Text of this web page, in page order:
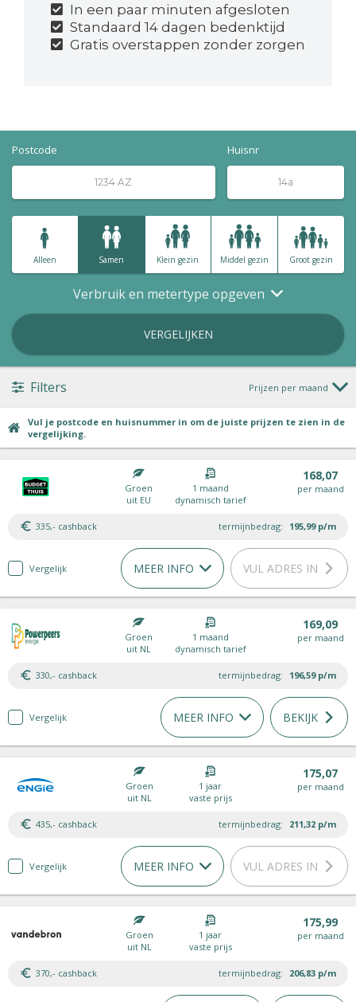
In een paar minuten afgesloten
Standaard 14 dagen bedenktijd
Gratis overstappen zonder zorgen
Postcode Huisnr
Alleen Samen Klein gezin Middel gezin Groot gezin
Verbruik en metertype opgeven
VERGELIJKEN
Filters Prijzen per maand
Vul je postcode en huisnummer in om de juiste prijzen te zien in de
vergelijking.
Groen
uit EU
1 maand
dynamisch tarief
168,07
per maand
335,- cashback termijnbedrag: 195,99 p/m
Vergelijk MEER INFO VUL ADRES IN
Groen
uit NL
1 maand
dynamisch tarief
169,09
per maand
330,- cashback termijnbedrag: 196,59 p/m
Vergelijk MEER INFO BEKIJK
Groen
uit NL
1 jaar
vaste prijs
175,07
per maand
435,- cashback termijnbedrag: 211,32 p/m
Vergelijk MEER INFO VUL ADRES IN
Groen
uit NL
1 jaar
vaste prijs
175,99
per maand
370,- cashback termijnbedrag: 206,83 p/m